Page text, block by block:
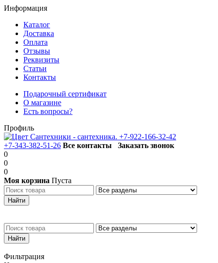
Информация
Каталог
Доставка
Оплата
Отзывы
Реквизиты
Статьи
Контакты
Подарочный сертификат
О магазине
Есть вопросы?
Профиль
+7-922-166-32-42
+7-343-382-51-26 Все контакты
Заказать звонок
0
0
0
Моя корзина Пуста
Фильтрация